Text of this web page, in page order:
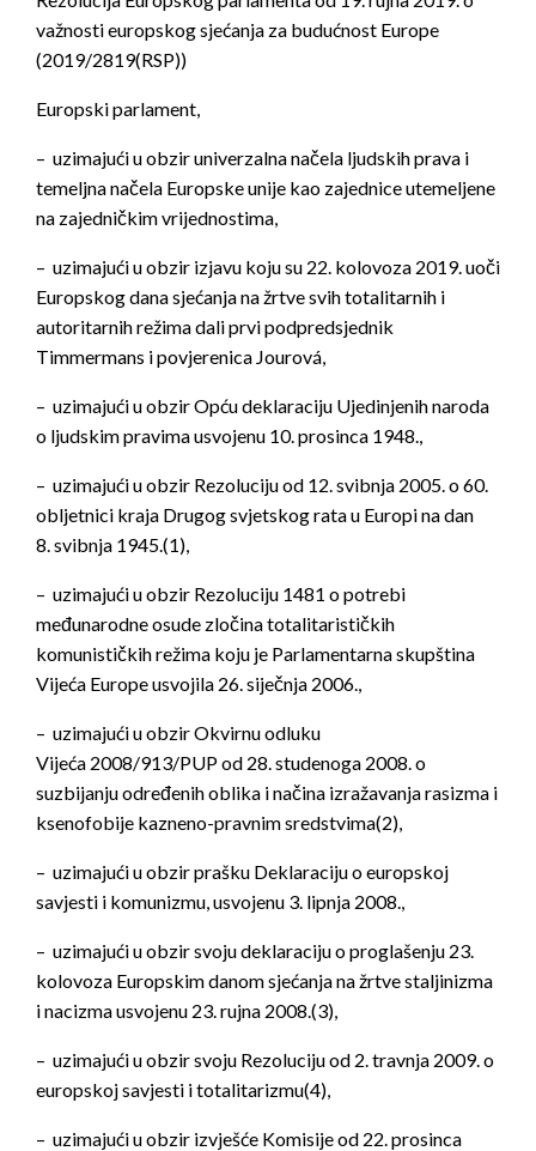
važnosti europskog sjećanja za budućnost Europe
(2019/2819(RSP))
Europski parlament,
– uzimajući u obzir univerzalna načela ljudskih prava i
temeljna načela Europske unije kao zajednice utemeljene
na zajedničkim vrijednostima,
– uzimajući u obzir izjavu koju su 22. kolovoza 2019. uoči
Europskog dana sjećanja na žrtve svih totalitarnih i
autoritarnih režima dali prvi podpredsjednik
Timmermans i povjerenica Jourová,
– uzimajući u obzir Opću deklaraciju Ujedinjenih naroda
o ljudskim pravima usvojenu 10. prosinca 1948.,
– uzimajući u obzir Rezoluciju od 12. svibnja 2005. o 60.
obljetnici kraja Drugog svjetskog rata u Europi na dan
8. svibnja 1945.(1),
– uzimajući u obzir Rezoluciju 1481 o potrebi
međunarodne osude zločina totalitarističkih
komunističkih režima koju je Parlamentarna skupština
Vijeća Europe usvojila 26. siječnja 2006.,
– uzimajući u obzir Okvirnu odluku
Vijeća 2008/913/PUP od 28. studenoga 2008. o
suzbijanju određenih oblika i načina izražavanja rasizma i
ksenofobije kazneno-pravnim sredstvima(2),
– uzimajući u obzir prašku Deklaraciju o europskoj
savjesti i komunizmu, usvojenu 3. lipnja 2008.,
– uzimajući u obzir svoju deklaraciju o proglašenju 23.
kolovoza Europskim danom sjećanja na žrtve staljinizma
i nacizma usvojenu 23. rujna 2008.(3),
– uzimajući u obzir svoju Rezoluciju od 2. travnja 2009. o
europskoj savjesti i totalitarizmu(4),
– uzimajući u obzir izvješće Komisije od 22. prosinca